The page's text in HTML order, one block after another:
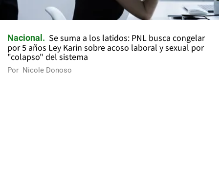
Nacional
Se suma a los latidos: PNL busca congelar
por 5 años Ley Karin sobre acoso laboral y sexual por
"colapso" del sistema
Por Nicole Donoso